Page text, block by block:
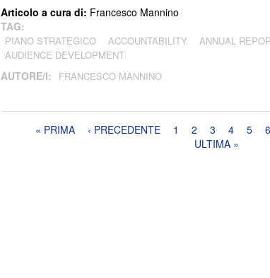
Articolo a cura di: Francesco Mannino
TAG:
PIANO STRATEGICO ACCOUNTABILITY ANNUAL
AUDIENCE DEVELOPMENT
AUTORE/I: FRANCESCO MANNINO
Pagine« PRIMA ‹ PRECEDENTE 1 2 3 4 5 6
ULTIMA »